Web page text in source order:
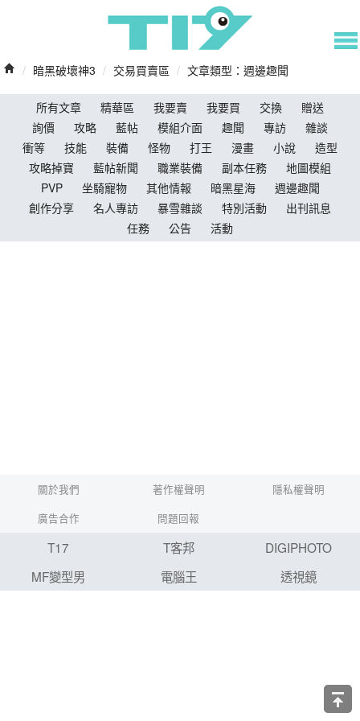
/ 暗黑破壞神3 / 交易買賣區 / 文章類型：週邊趣聞
所有文章 精華區 我要賣 我要買 交換
贈送
詢價
攻略 藍帖 模組介面 趣聞 專訪
雜談
衝等
技能 裝備 怪物 打王 漫畫 小說
造型
攻略掉寶
藍帖新聞 職業裝備 副本任務
地圖模組
PVP
坐騎寵物 其他情報 暗黑星海
週邊趣聞
創作分享
名人專訪 暴雪雜談 特別活動
出刊訊息
任務
公告 活動
關於我們 著作權聲明
隱私權聲明
廣告合作
問題回報
T17 T客邦
DIGIPHOTO
MF變型男
電腦王 透視鏡